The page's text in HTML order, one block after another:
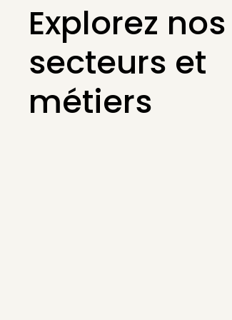
Explorez nos
secteurs et
métiers